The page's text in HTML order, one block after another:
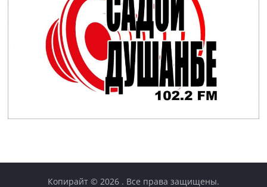
Копирайт © 2026 . Все права защищены.